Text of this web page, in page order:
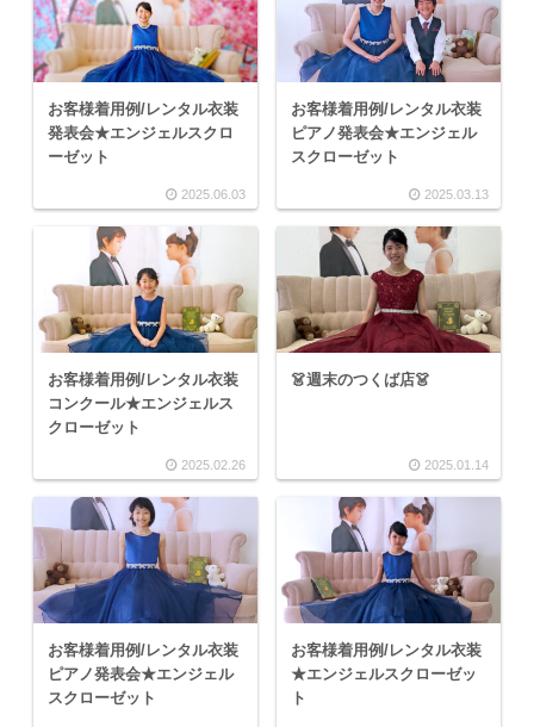
お客様着用例/レンタル衣装
発表会★エンジェルスクロ
ーゼット
2025.06.03
お客様着用例/レンタル衣装
ピアノ発表会★エンジェル
スクローゼット
2025.03.13
お客様着用例/レンタル衣装
コンクール★エンジェルス
クローゼット
2025.02.26
👗週末のつくば店👗
2025.01.14
お客様着用例/レンタル衣装
ピアノ発表会★エンジェル
スクローゼット
お客様着用例/レンタル衣装
★エンジェルスクローゼッ
ト